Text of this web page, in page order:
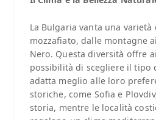
La Bulgaria vanta una varietà
mozzafiato, dalle montagne
Nero. Questa diversità offre
possibilità di scegliere il tipo
adatta meglio alle loro
storiche, come Sofia e
storia, mentre le località